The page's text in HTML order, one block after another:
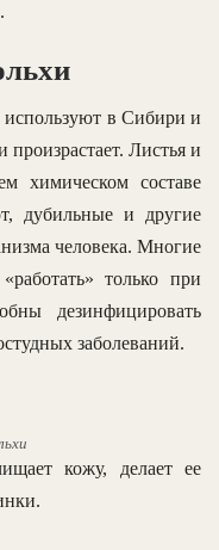
используют в Сибири и
произрастает. Листья и
химическом составе
дубильные и другие
человека. Многие
только при
дезинфицировать
заболеваний.
кожу, делает ее